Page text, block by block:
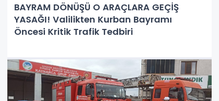
BAYRAM DÖNÜŞÜ O ARAÇLARA GEÇİŞ
YASAĞI! Valilikten Kurban Bayramı
Öncesi Kritik Trafik Tedbiri